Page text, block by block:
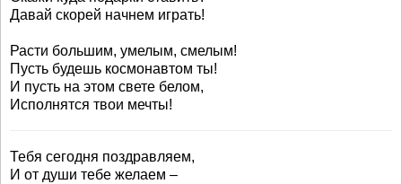
Давай скорей начнем играть!
Расти большим, умелым, смелым!
Пусть будешь космонавтом ты!
И пусть на этом свете белом,
Исполнятся твои мечты!
Тебя сегодня поздравляем,
И от души тебе желаем –